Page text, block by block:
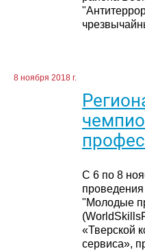
8 ноября 2018 г.
С 6 по 8
"Молодые
«Тверской
сервиса»,